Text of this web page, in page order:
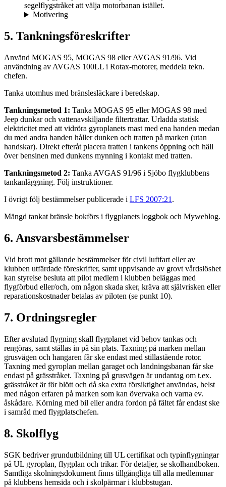
segelflygstråket att välja motorbanan istället.
Motivering
5. Tankningsföreskrifter
Använd MOGAS 95, MOGAS 98 eller AVGAS 91/96. Vid
användning av AVGAS 100LL i Rotax-motorer, meddela tekn.
chefen.
Tanka utomhus med bränslesläckare i beredskap.
Tankningsmetod 1: Tanka MOGAS 95 eller MOGAS 98 med
Jeep dunkar och vattenavskiljande filtertrattar. Urladda statisk
elektricitet med att vidröra gyroplanets mast med ena handen medan
du med andra handen håller dunken och tratten på marken (utan
handskar). Direkt efteråt placera tratten i tankens öppning och häll
över bensinen med dunkens mynning i kontakt med tratten.
Tankningsmetod 2: Tanka AVGAS 91/96 i Sjöbo flygklubbens
tankanläggning. Följ instruktioner.
I övrigt följ bestämmelser publicerade i LFS 2007:21 .
Mängd tankat bränsle bokförs i flygplanets loggbok och Myweblog.
6. Ansvarsbestämmelser
Vid brott mot gällande bestämmelser för civil luftfart eller av
klubben utfärdade föreskrifter, samt uppvisande av grovt vårdslöshet
kan styrelse besluta att pilot medlem i klubben beläggas med
flygförbud eller/och, om någon skada sker, kräva att självrisken eller
reparationskostnader betalas av piloten (se punkt 10).
7. Ordningsregler
Efter avslutad flygning skall flygplanet vid behov tankas och
rengöras, samt ställas in på sin plats. Taxning på marken mellan
grusvägen och hangaren får ske endast med stillastående rotor.
Taxning med gyroplan mellan garaget och landningsbanan får ske
endast på grässtråket. Taxning på grusvägen är undantag om t.ex.
grässtråket är för blött och då ska extra försiktighet användas, helst
med någon erfaren på marken som kan övervaka och varna ev.
åskådare. Körning med bil eller andra fordon på fältet får endast ske
i samråd med flygplatschefen.
8. Skolflyg
SGK bedriver grundutbildning till UL certifikat och typinflygningar
på UL gyroplan, flygplan och trikar. För detaljer, se skolhandboken.
Samtliga skolningsdokument finns tillgängliga till alla medlemmar
på klubbens hemsida och i skolpärmar i klubbstugan.